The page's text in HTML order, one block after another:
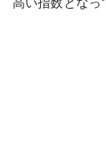
高い指数となっ